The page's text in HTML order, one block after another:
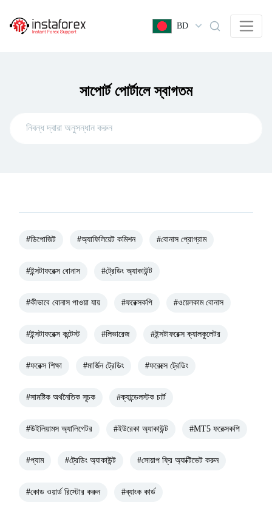
BD
সাপোর্ট পোর্টালে স্বাগতম
#ডিপোজিট #অ্যাফিলিয়েট কমিশন #বোনাস প্রোগ্রাম
#ইন্সটাফরেক্স বোনাস #ট্রেডিং অ্যাকাউন্ট
#কীভাবে বোনাস পাওয়া যায় #ফরেক্সকপি #ওয়েলকাম বোনাস
#ইন্সটাফরেক্স কন্টেস্ট #লিভারেজ #ইন্সটাফরেক্স ক্যালকুলেটর
#ফরেক্স শিক্ষা #মার্জিন ট্রেডিং #ফরেক্সে ট্রেডিং
#সামষ্টিক অর্থনৈতিক সূচক #ক্যান্ডেলস্টক চার্ট
#উইলিয়ামস অ্যালিগেটর #ইউরেকা অ্যাকাউন্ট #MT5 ফরেক্সকপি
#প্যাম #ট্রেডিং অ্যাকাউন্ট #সোয়াপ ফ্রি অ্যাক্টিভেট করুন
#কোড ওয়ার্ড রিস্টোর করুন #ব্যাংক কার্ড